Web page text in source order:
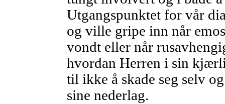
Utgangspunktet for vår
og ville gripe inn når
vondt eller når
hvordan Herren i sin
til ikke å skade seg selv
sine nederlag.